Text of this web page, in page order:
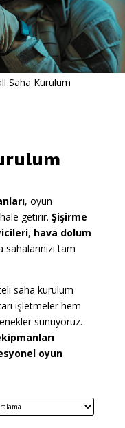
Saha Kurulum
, oyun
getirir. Şişirme
, hava dolum
tam
saha kurulum
işletmeler hem
sunuyoruz.
oyun